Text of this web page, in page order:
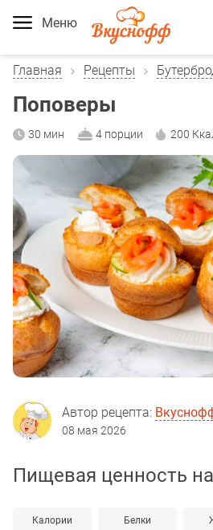
Меню
Главная Рецепты
Поповеры
30 мин 4 порции 200
Автор рецепта:
08 мая 2026
Пищевая ценность
Калории Белки